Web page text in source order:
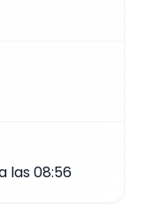
las 08:56